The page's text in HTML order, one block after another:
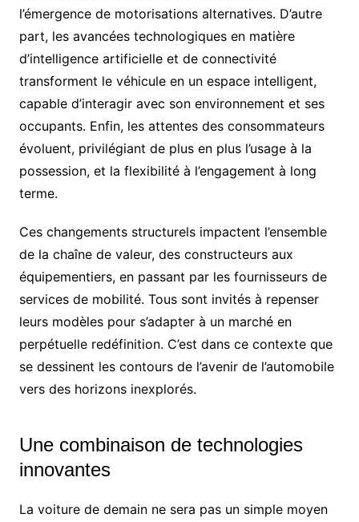
l’émergence de motorisations alternatives. D’autre
part, les avancées technologiques en matière
d’intelligence artificielle et de connectivité
transforment le véhicule en un espace intelligent,
capable d’interagir avec son environnement et ses
occupants. Enfin, les attentes des consommateurs
évoluent, privilégiant de plus en plus l’usage à la
possession, et la flexibilité à l’engagement à long
terme.
Ces changements structurels impactent l’ensemble
de la chaîne de valeur, des constructeurs aux
équipementiers, en passant par les fournisseurs de
services de mobilité. Tous sont invités à repenser
leurs modèles pour s’adapter à un marché en
perpétuelle redéfinition. C’est dans ce contexte que
se dessinent les contours de l’avenir de l’automobile
vers des horizons inexplorés.
Une combinaison de technologies
innovantes
La voiture de demain ne sera pas un simple moyen